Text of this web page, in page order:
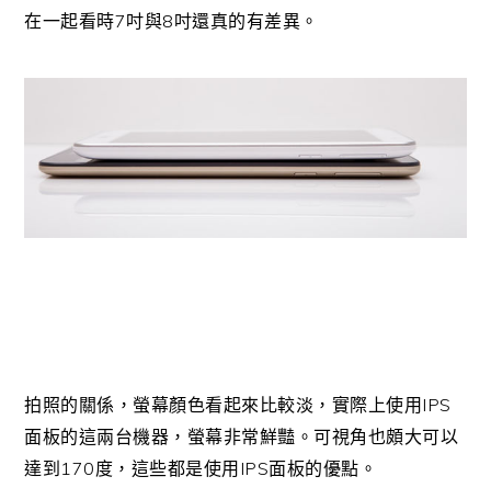
在一起看時7 吋與8 吋還真的有差異。
拍照的關係，螢幕顏色看起來比較淡，實際上使用 IPS
面板的這兩台機器，螢幕非常鮮豔。可視角也頗大可以
達到 170度，這些都是使用 IPS面板的優點。